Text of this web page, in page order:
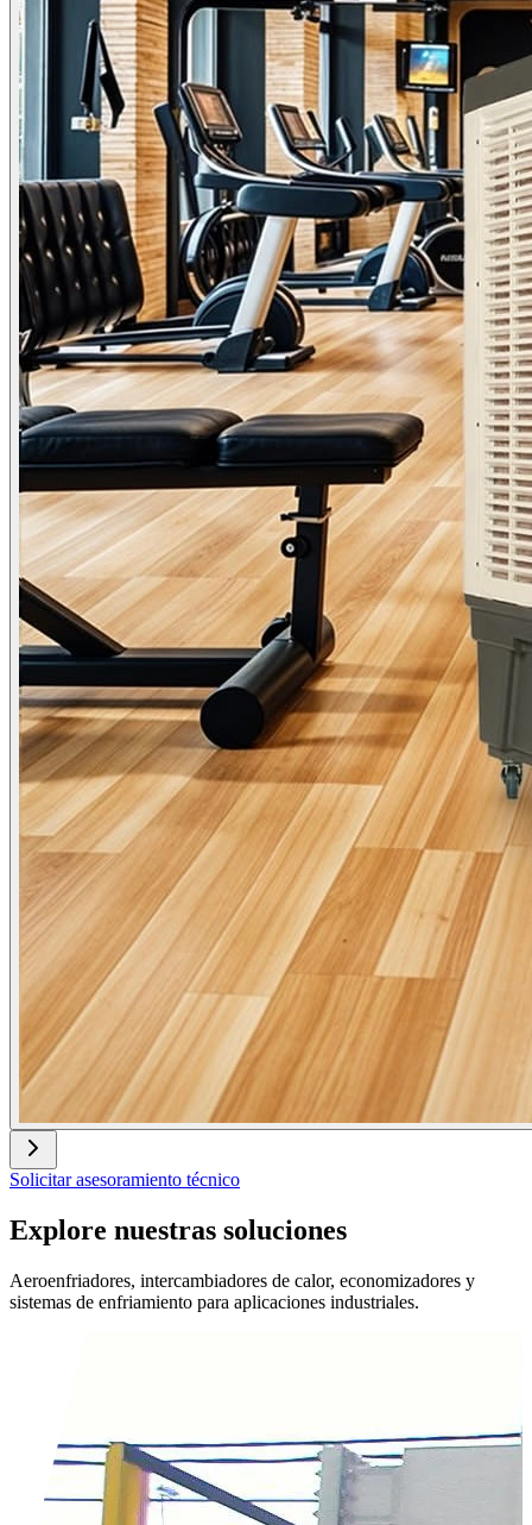
Solicitar asesoramiento técnico
Explore nuestras soluciones
Aeroenfriadores, intercambiadores de calor, economizadores y
sistemas de enfriamiento para aplicaciones industriales.